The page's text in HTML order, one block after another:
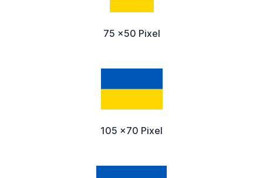
75 x50 Pixel
105 x70 Pixel